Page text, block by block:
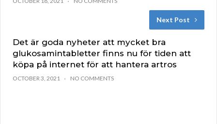
Next Post
Det är goda nyheter att mycket bra
glukosamintabletter finns nu för tiden att
köpa på internet för att hantera artros
OCTOBER 3, 2021 NO COMMENTS